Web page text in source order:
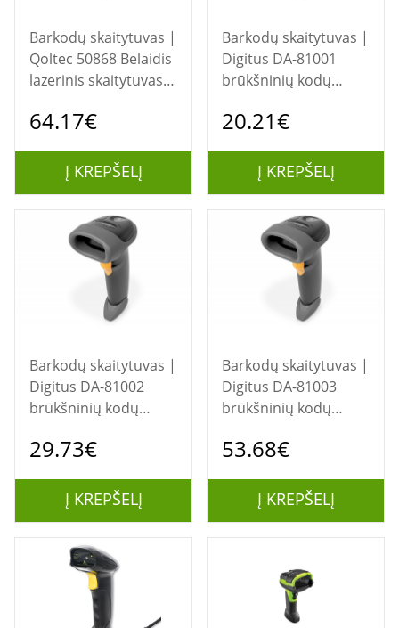
Barkodų skaitytuvas |
Qoltec 50868 Belaidis
lazerinis skaitytuvas
64.17€
Į KREPŠELĮ
Barkodų skaitytuvas |
Digitus DA-81001
brūkšninių kodų
brūkšninių kodų
Linijinis Juoda
20.21€
Į KREPŠELĮ
Barkodų skaitytuvas |
Digitus DA-81002
brūkšninių kodų
brūkšninių kodų
CMOS Juoda
29.73€
Į KREPŠELĮ
Barkodų skaitytuvas |
Digitus DA-81003
brūkšninių kodų
brūkšninių kodų
CMOS Juoda
53.68€
Į KREPŠELĮ